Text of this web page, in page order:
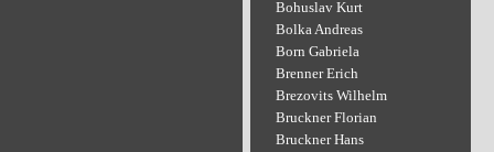
Bohuslav Kurt
Bolka Andreas
Born Gabriela
Brenner Erich
Brezovits Wilhelm
Bruckner Florian
Bruckner Hans